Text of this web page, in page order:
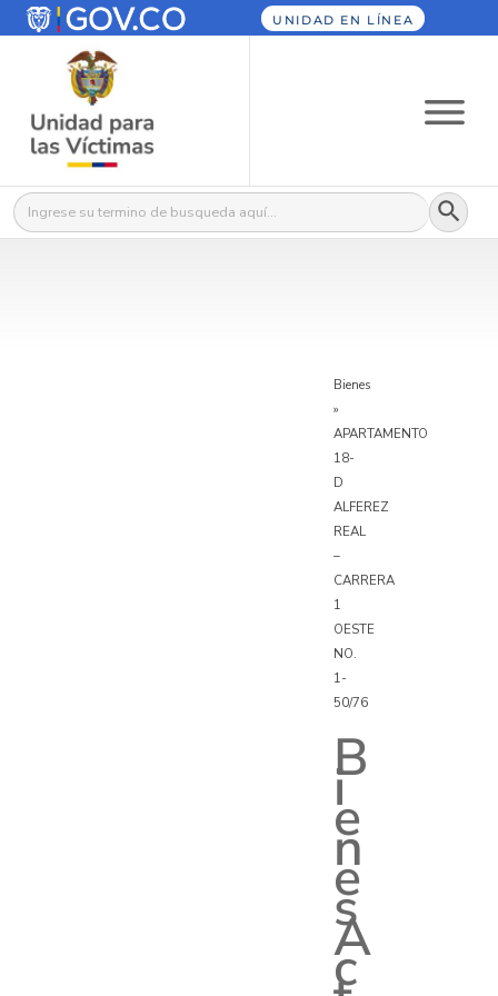
UNIDAD EN LÍNEA
Buscar: Botón
Bienes
»
APARTAMENTO
18-
D
ALFEREZ
REAL
–
CARRERA
1
OESTE
NO.
1-
50/76
B
i
e
n
e
s
A
c